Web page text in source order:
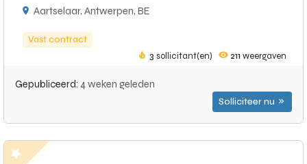
Aartselaar, Antwerpen, BE
Vast contract
3 sollicitant(en) 211 weergaven
Gepubliceerd: 4 weken geleden
Solliciteer nu